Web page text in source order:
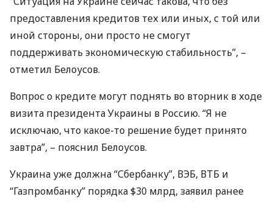
предоставления кредитов тех или иных, с той или
иной стороны, они просто не смогут
поддерживать экономическую стабильность”, –
отметил Белоусов.
Вопрос о кредите могут поднять во вторник в ходе
визита президента Украины в Россию. “Я не
исключаю, что какое-то решение будет принято
завтра”, – пояснил Белоусов.
Украина уже должна “Сбербанку”, ВЭБ, ВТБ и
“Газпромбанку” порядка $30 млрд, заявил ранее